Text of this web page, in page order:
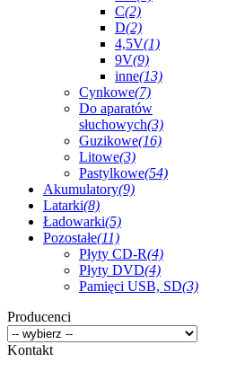
C(2)
D(2)
4,5V(1)
9V(9)
inne(13)
Cynkowe(7)
Do aparatów
słuchowych(3)
Guzikowe(16)
Litowe(3)
Pastylkowe(54)
Akumulatory(9)
Latarki(8)
Ładowarki(5)
Pozostałe(11)
Płyty CD-R(4)
Płyty DVD(4)
Pamięci USB, SD(3)
Producenci
Kontakt